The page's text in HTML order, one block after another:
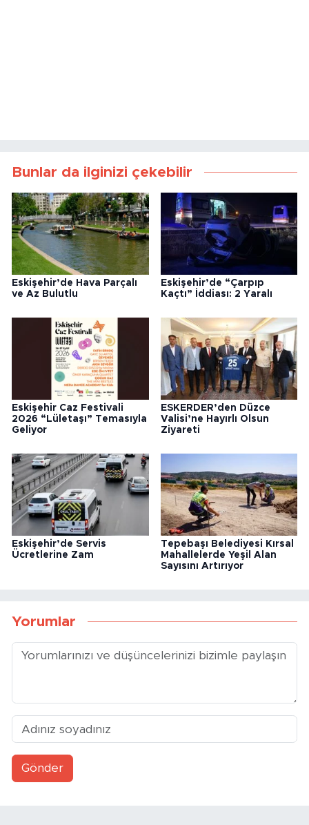
Bunlar da ilginizi çekebilir
Eskişehir’de Hava Parçalı
ve Az Bulutlu
Eskişehir’de “Çarpıp
Kaçtı” İddiası: 2 Yaralı
Eskişehir Caz Festivali
2026 “Lületaşı” Temasıyla
Geliyor
ESKERDER’den Düzce
Valisi’ne Hayırlı Olsun
Ziyareti
Eskişehir’de Servis
Ücretlerine Zam
Tepebaşı Belediyesi Kırsal
Mahallelerde Yeşil Alan
Sayısını Artırıyor
Yorumlar
Gönder